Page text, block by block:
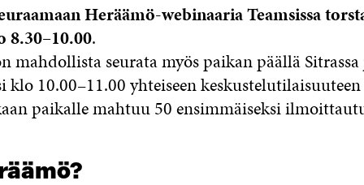
Heräämö-webinaaria Teamsissa
8.30–10.00.
mahdollista seurata myös paikan päällä
klo 10.00–11.00 yhteiseen
paikalle mahtuu 50 ensimmäiseksi